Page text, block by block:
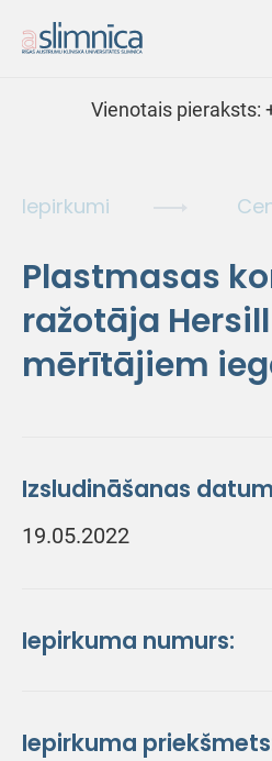
Vienotais pieraksts:
Iepirkumi
Plastmasas
ražotāja
mērītājiem
Izsludināšanas
19.05.2022
Iepirkuma numurs:
Iepirkuma